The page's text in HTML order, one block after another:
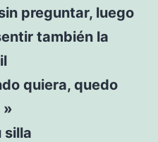
preguntar, luego
también la
quiera, quedo
»
silla